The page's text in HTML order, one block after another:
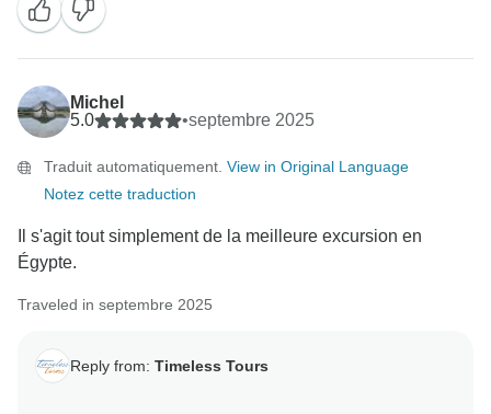
Notre objectif n'est pas seulement de vous montrer les
sites, mais aussi de répondre aux besoins et aux
rêves de nos clients. Savoir que nous avons été
capables d'adapter l'expérience à votre groupe de
manière aussi parfaite est le meilleur commentaire
que nous puissions recevoir.
n'y a rien de tel que le premier voyage à l'étranger, et
nous sommes ravis qu'il ait été un succès
Michel
5.0
•septembre 2025
Traduit automatiquement. View in Original Language
Notez cette traduction
Il s'agit tout simplement de la meilleure excursion en
Égypte.
Traveled in septembre 2025
Reply from: Timeless Tours